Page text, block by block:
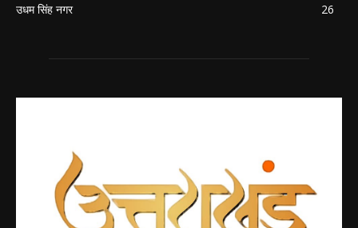
उधम सिंह नगर
26